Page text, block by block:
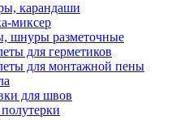
карандаши
миксер
шнуры разметочные
для герметиков
для монтажной пены
для швов